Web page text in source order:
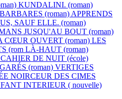
KUNDALINI. (roman)
(roman) APPRENDS
SAUF ELLE. (roman)
JUSQU'AU BOUT (roman)
CŒUR OUVERT (roman) LES
(rom LÀ-HAUT (roman)
CAHIER DE NUIT (école)
(roman) VERTIGES
NOIRCEUR DES CIMES
INTERIEUR ( nouvelle)